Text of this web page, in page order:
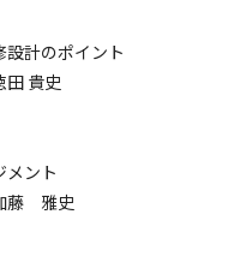
計のポイント
貴史
ント
雅史